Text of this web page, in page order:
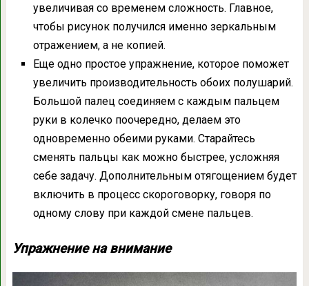
увеличивая со временем сложность. Главное,
чтобы рисунок получился именно зеркальным
отражением, а не копией.
Еще одно простое упражнение, которое поможет
увеличить производительность обоих полушарий.
Большой палец соединяем с каждым пальцем
руки в колечко поочередно, делаем это
одновременно обеими руками. Старайтесь
сменять пальцы как можно быстрее, усложняя
себе задачу. Дополнительным отягощением будет
включить в процесс скороговорку, говоря по
одному слову при каждой смене пальцев.
Упражнение на внимание